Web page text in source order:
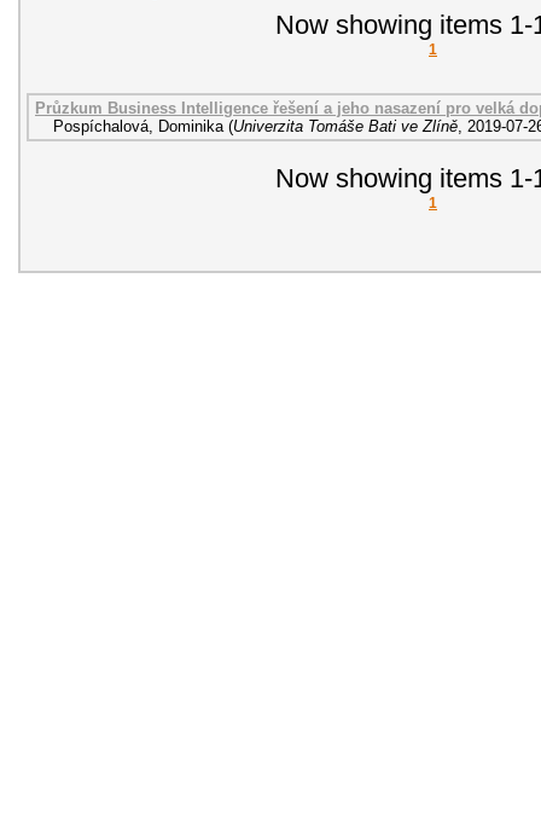
Now showing items 1-
1
Průzkum Business Intelligence řešení a jeho nasazení pro velká
Pospíchalová, Dominika (Univerzita Tomáše Bati ve Zlíně 2019-07-
Now showing items 1-
1